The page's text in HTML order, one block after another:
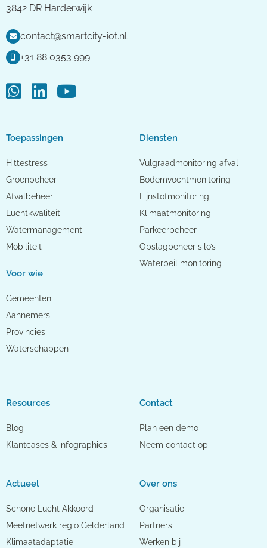
3842 DR Harderwijk
contact@smartcity-iot.nl
+31 88 0353 999
Toepassingen
Hittestress
Groenbeheer
Afvalbeheer
Luchtkwaliteit
Watermanagement
Mobiliteit
Voor wie
Gemeenten
Aannemers
Provincies
Waterschappen
Diensten
Vulgraadmonitoring afval
Bodemvochtmonitoring
Fijnstofmonitoring
Klimaatmonitoring
Parkeerbeheer
Opslagbeheer silo’s
Waterpeil monitoring
Resources
Blog
Klantcases & infographics
Actueel
Schone Lucht Akkoord
Meetnetwerk regio Gelderland
Klimaatadaptatie
Contact
Plan een demo
Neem contact op
Over ons
Organisatie
Partners
Werken bij